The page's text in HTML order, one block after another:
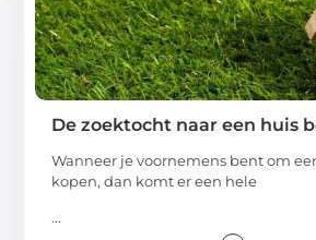
De zoektocht naar een huis
Wanneer je voornemens bent om
kopen, dan komt er een hele
...